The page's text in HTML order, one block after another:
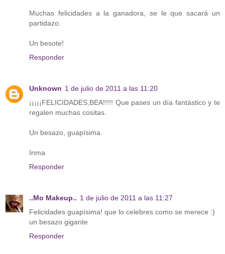
Muchas felicidades a la ganadora, se le que sacará un
partidazo.
Un besote!
Responder
Unknown 1 de julio de 2011 a las 11:20
¡¡¡¡¡FELICIDADES,BEA!!!!! Que pases un día fantástico y te
regalen muchas cositas.
Un besazo, guapísima.
Inma
Responder
..Mo Makeup.. 1 de julio de 2011 a las 11:27
Felicidades guapísima! que lo celebres como se merece :)
un besazo gigante
Responder